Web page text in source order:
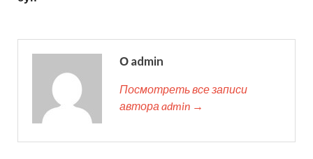
О admin
Посмотреть все записи
автора admin →